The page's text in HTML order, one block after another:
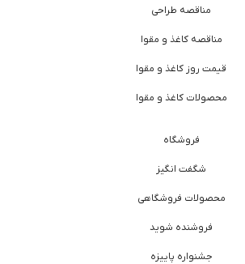
مناقصه طراحی
مناقصه کاغذ و مقوا
قیمت روز کاغذ و مقوا
محصولات کاغذ و مقوا
فروشگاه
شگفت انگیز
محصولات فروشگاهی
فروشنده شوید
جشنواره پاییزه